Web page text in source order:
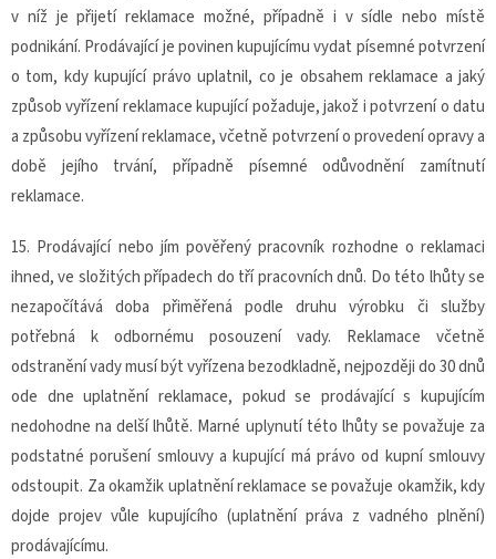
v níž je přijetí reklamace možné, případně i v sídle nebo místě
podnikání. Prodávající je povinen kupujícímu vydat písemné potvrzení
o tom, kdy kupující právo uplatnil, co je obsahem reklamace a jaký
způsob vyřízení reklamace kupující požaduje, jakož i potvrzení o datu
a způsobu vyřízení reklamace, včetně potvrzení o provedení opravy a
době jejího trvání, případně písemné odůvodnění zamítnutí
reklamace.
15. Prodávající nebo jím pověřený pracovník rozhodne o reklamaci
ihned, ve složitých případech do tří pracovních dnů. Do této lhůty se
nezapočítává doba přiměřená podle druhu výrobku či služby
potřebná k odbornému posouzení vady. Reklamace včetně
odstranění vady musí být vyřízena bezodkladně, nejpozději do 30 dnů
ode dne uplatnění reklamace, pokud se prodávající s kupujícím
nedohodne na delší lhůtě. Marné uplynutí této lhůty se považuje za
podstatné porušení smlouvy a kupující má právo od kupní smlouvy
odstoupit. Za okamžik uplatnění reklamace se považuje okamžik, kdy
dojde projev vůle kupujícího (uplatnění práva z vadného plnění)
prodávajícímu.